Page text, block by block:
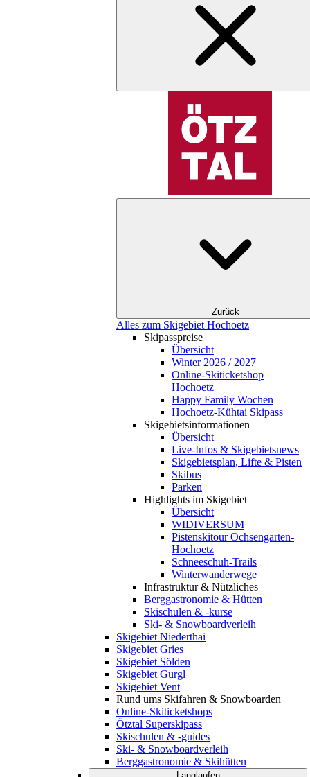
Zurück
Alles zum Skigebiet Hochoetz
Skipasspreise
Übersicht
Winter 2026 / 2027
Online-Skiticketshop
Hochoetz
Happy Family Wochen
Hochoetz-Kühtai Skipass
Skigebietsinformationen
Übersicht
Live-Infos & Skigebietsnews
Skigebietsplan, Lifte & Pisten
Skibus
Parken
Highlights im Skigebiet
Übersicht
WIDIVERSUM
Pistenskitour Ochsengarten-
Hochoetz
Schneeschuh-Trails
Winterwanderwege
Infrastruktur & Nützliches
Berggastronomie & Hütten
Skischulen & -kurse
Ski- & Snowboardverleih
Skigebiet Niederthai
Skigebiet Gries
Skigebiet Sölden
Skigebiet Gurgl
Skigebiet Vent
Rund ums Skifahren & Snowboarden
Online-Skiticketshops
Ötztal Superskipass
Skischulen & -guides
Ski- & Snowboardverleih
Berggastronomie & Skihütten